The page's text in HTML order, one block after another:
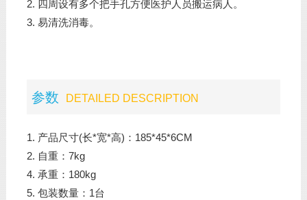
2. 四周设有多个把手孔方便医护人员搬运病人。
3. 易清洗消毒。
参数 DETAILED DESCRIPTION
1. 产品尺寸(长*宽*高)：185*45*6CM
2. 自重：7kg
4. 承重：180kg
5. 包装数量：1台